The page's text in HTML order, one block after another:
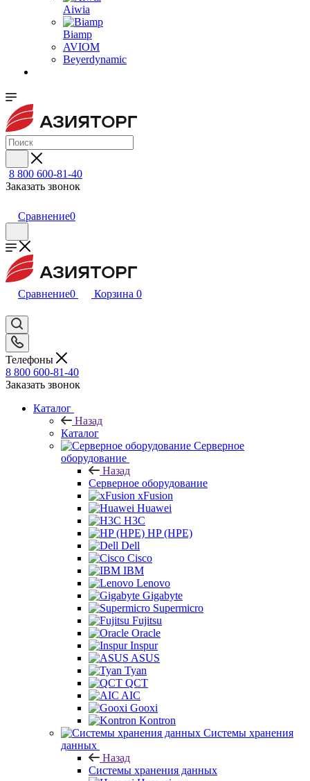
Aiwia
Biamp
AVIOM
Beyerdynamic
8 800 600-81-40
Заказать звонок
Сравнение0
Сравнение0 Корзина 0
Телефоны
8 800 600-81-40
Заказать звонок
Каталог
Назад
Каталог
Серверное
оборудование
Назад
Серверное оборудование
xFusion
Huawei
H3C
HP (HPE)
Dell
Cisco
IBM
Lenovo
Gigabyte
Supermicro
Fujitsu
Oracle
Inspur
ASUS
Tyan
QCT
AIC
Gooxi
Kontron
Системы хранения
данных
Назад
Системы хранения данных